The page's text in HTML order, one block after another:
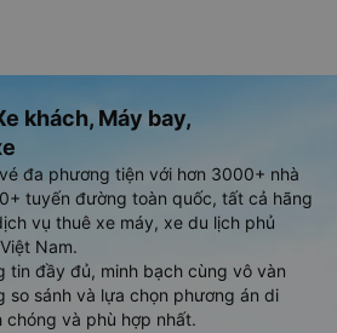
khách, Máy bay,
đa phương tiện với hơn 3000+ nhà
tuyến đường toàn quốc, tất cả hãng
vụ thuê xe máy, xe du lịch phủ
Nam.
tin đầy đủ, minh bạch cùng vô vàn
so sánh và lựa chọn phương án di
chóng và phù hợp nhất.